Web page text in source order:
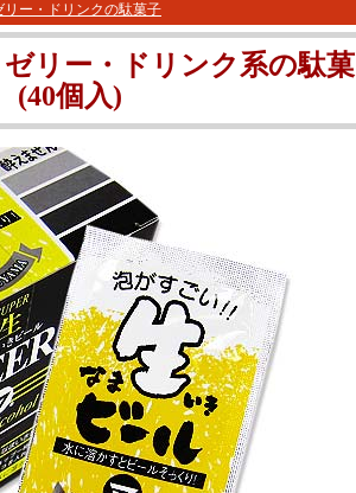
リー・ドリンクの駄菓子
ゼリー・ドリンク系の駄菓
(40個入)